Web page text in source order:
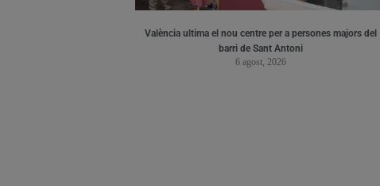
València ultima el nou centre per a persones majors del
barri de Sant Antoni
6 agost, 2026